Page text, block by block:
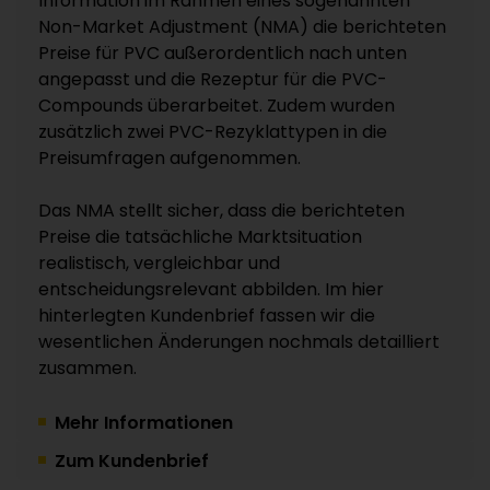
Non-Market Adjustment (NMA) die berichteten
Preise für PVC außerordentlich nach unten
angepasst und die Rezeptur für die PVC-
Compounds überarbeitet. Zudem wurden
zusätzlich zwei PVC-Rezyklattypen in die
Preisumfragen aufgenommen.
Das NMA stellt sicher, dass die berichteten
Preise die tatsächliche Marktsituation
realistisch, vergleichbar und
entscheidungsrelevant abbilden. Im hier
hinterlegten Kundenbrief fassen wir die
wesentlichen Änderungen nochmals detailliert
zusammen.
Mehr Informationen
Zum Kundenbrief